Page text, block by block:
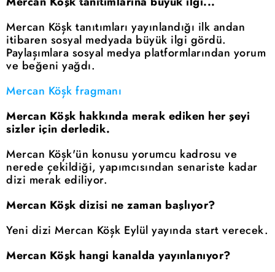
Mercan Köşk tanıtımları yayınlandığı ilk andan
itibaren sosyal medyada büyük ilgi gördü.
Paylaşımlara sosyal medya platformlarından yorum
ve beğeni yağdı.
Mercan Köşk fragmanı
Mercan Köşk hakkında merak ediken her şeyi
sizler için derledik.
Mercan Köşk'ün konusu yorumcu kadrosu ve
nerede çekildiği, yapımcısından senariste kadar
dizi merak ediliyor.
Mercan Köşk dizisi ne zaman başlıyor?
Yeni dizi Mercan Köşk Eylül yayında start verecek.
Mercan Köşk hangi kanalda yayınlanıyor?